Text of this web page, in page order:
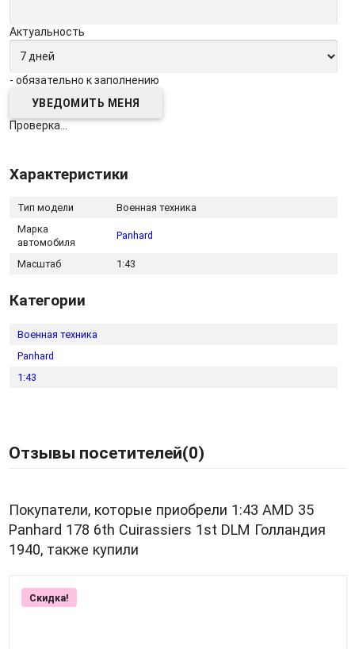
Актуальность
- обязательно к заполнению
Проверка...
Характеристики
Тип модели
Военная техника
Марка
автомобиля
Panhard
Масштаб 1:43
Категории
Военная техника
Panhard
1:43
Отзывы посетителей(0)
Покупатели, которые приобрели 1:43 AMD 35
Panhard 178 6th Cuirassiers 1st DLM Голландия
1940, также купили
Скидка!